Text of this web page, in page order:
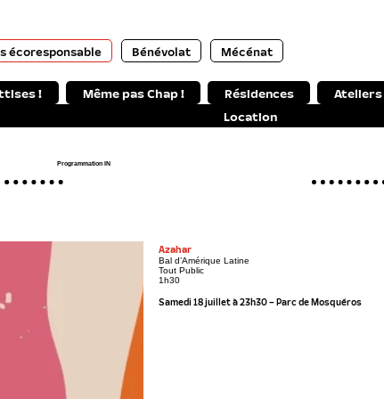
écoresponsable
! Même pas Chap ! Résidences
Location
Bénévolat Mécénat
Programmation IN
Azahar
Bal d’Amérique Latine
Tout Public
1h30
Samedi 18 juillet à 23h30 – Parc de Mosquéros